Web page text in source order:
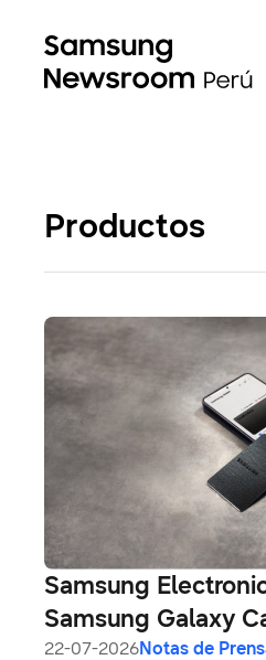
Productos
Samsung
Samsung Galaxy
22-07-2026Notas de